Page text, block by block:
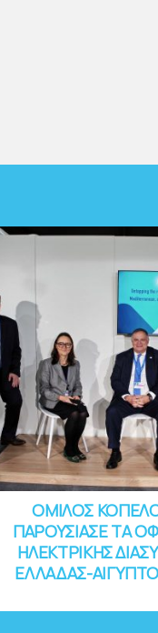
ΟΜΙΛΟΣ
ΠΑΡΟΥΣΙΑΣΕ ΤΑ
ΗΛΕΚΤΡΙΚΗΣ
ΕΛΛΑΔΑΣ-